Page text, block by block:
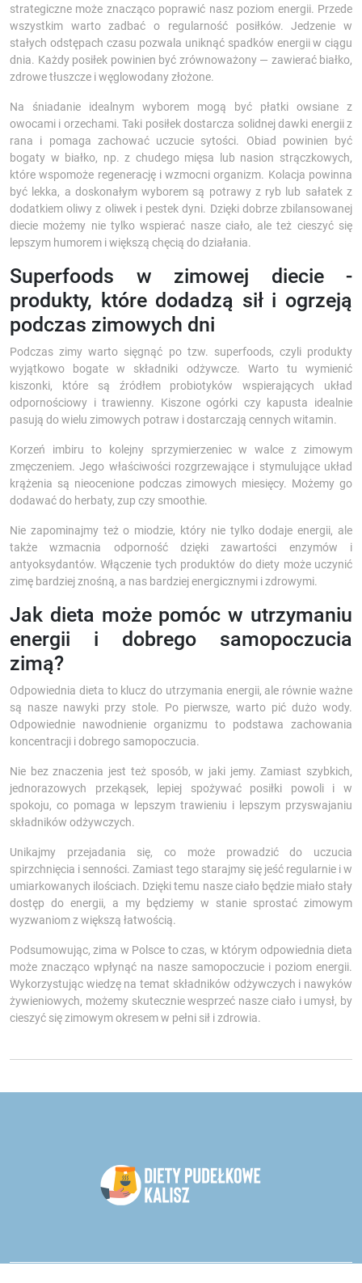
strategiczne może znacząco poprawić nasz poziom energii. Przede
wszystkim warto zadbać o regularność posiłków. Jedzenie w
stałych odstępach czasu pozwala uniknąć spadków energii w ciągu
dnia. Każdy posiłek powinien być zrównoważony — zawierać białko,
zdrowe tłuszcze i węglowodany złożone.
Na śniadanie idealnym wyborem mogą być płatki owsiane z
owocami i orzechami. Taki posiłek dostarcza solidnej dawki energii z
rana i pomaga zachować uczucie sytości. Obiad powinien być
bogaty w białko, np. z chudego mięsa lub nasion strączkowych,
które wspomoże regenerację i wzmocni organizm. Kolacja powinna
być lekka, a doskonałym wyborem są potrawy z ryb lub sałatek z
dodatkiem oliwy z oliwek i pestek dyni. Dzięki dobrze zbilansowanej
diecie możemy nie tylko wspierać nasze ciało, ale też cieszyć się
lepszym humorem i większą chęcią do działania.
Superfoods w zimowej diecie -
produkty, które dodadzą sił i ogrzeją
podczas zimowych dni
Podczas zimy warto sięgnąć po tzw. superfoods, czyli produkty
wyjątkowo bogate w składniki odżywcze. Warto tu wymienić
kiszonki, które są źródłem probiotyków wspierających układ
odpornościowy i trawienny. Kiszone ogórki czy kapusta idealnie
pasują do wielu zimowych potraw i dostarczają cennych witamin.
Korzeń imbiru to kolejny sprzymierzeniec w walce z zimowym
zmęczeniem. Jego właściwości rozgrzewające i stymulujące układ
krążenia są nieocenione podczas zimowych miesięcy. Możemy go
dodawać do herbaty, zup czy smoothie.
Nie zapominajmy też o miodzie, który nie tylko dodaje energii, ale
także wzmacnia odporność dzięki zawartości enzymów i
antyoksydantów. Włączenie tych produktów do diety może uczynić
zimę bardziej znośną, a nas bardziej energicznymi i zdrowymi.
Jak dieta może pomóc w utrzymaniu
energii i dobrego samopoczucia
zimą?
Odpowiednia dieta to klucz do utrzymania energii, ale równie ważne
są nasze nawyki przy stole. Po pierwsze, warto pić dużo wody.
Odpowiednie nawodnienie organizmu to podstawa zachowania
koncentracji i dobrego samopoczucia.
Nie bez znaczenia jest też sposób, w jaki jemy. Zamiast szybkich,
jednorazowych przekąsek, lepiej spożywać posiłki powoli i w
spokoju, co pomaga w lepszym trawieniu i lepszym przyswajaniu
składników odżywczych.
Unikajmy przejadania się, co może prowadzić do uczucia
spirzchnięcia i senności. Zamiast tego starajmy się jeść regularnie i w
umiarkowanych ilościach. Dzięki temu nasze ciało będzie miało stały
dostęp do energii, a my będziemy w stanie sprostać zimowym
wyzwaniom z większą łatwością.
Podsumowując, zima w Polsce to czas, w którym odpowiednia dieta
może znacząco wpłynąć na nasze samopoczucie i poziom energii.
Wykorzystując wiedzę na temat składników odżywczych i nawyków
żywieniowych, możemy skutecznie wesprzeć nasze ciało i umysł, by
cieszyć się zimowym okresem w pełni sił i zdrowia.